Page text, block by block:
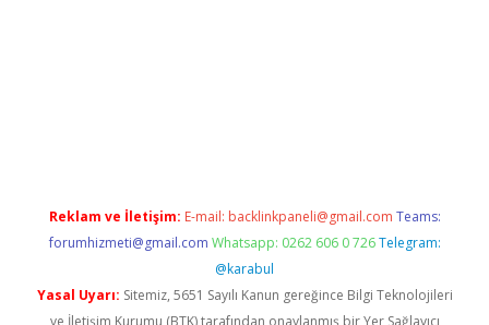
Reklam ve İletişim: E-mail: backlinkpaneli@gmail.com Teams:
forumhizmeti@gmail.com Whatsapp: 0262 606 0 726 Telegram:
@karabul
Yasal Uyarı: Sitemiz, 5651 Sayılı Kanun gereğince Bilgi Teknolojileri
ve İletişim Kurumu (BTK) tarafından onaylanmış bir Yer Sağlayıcı